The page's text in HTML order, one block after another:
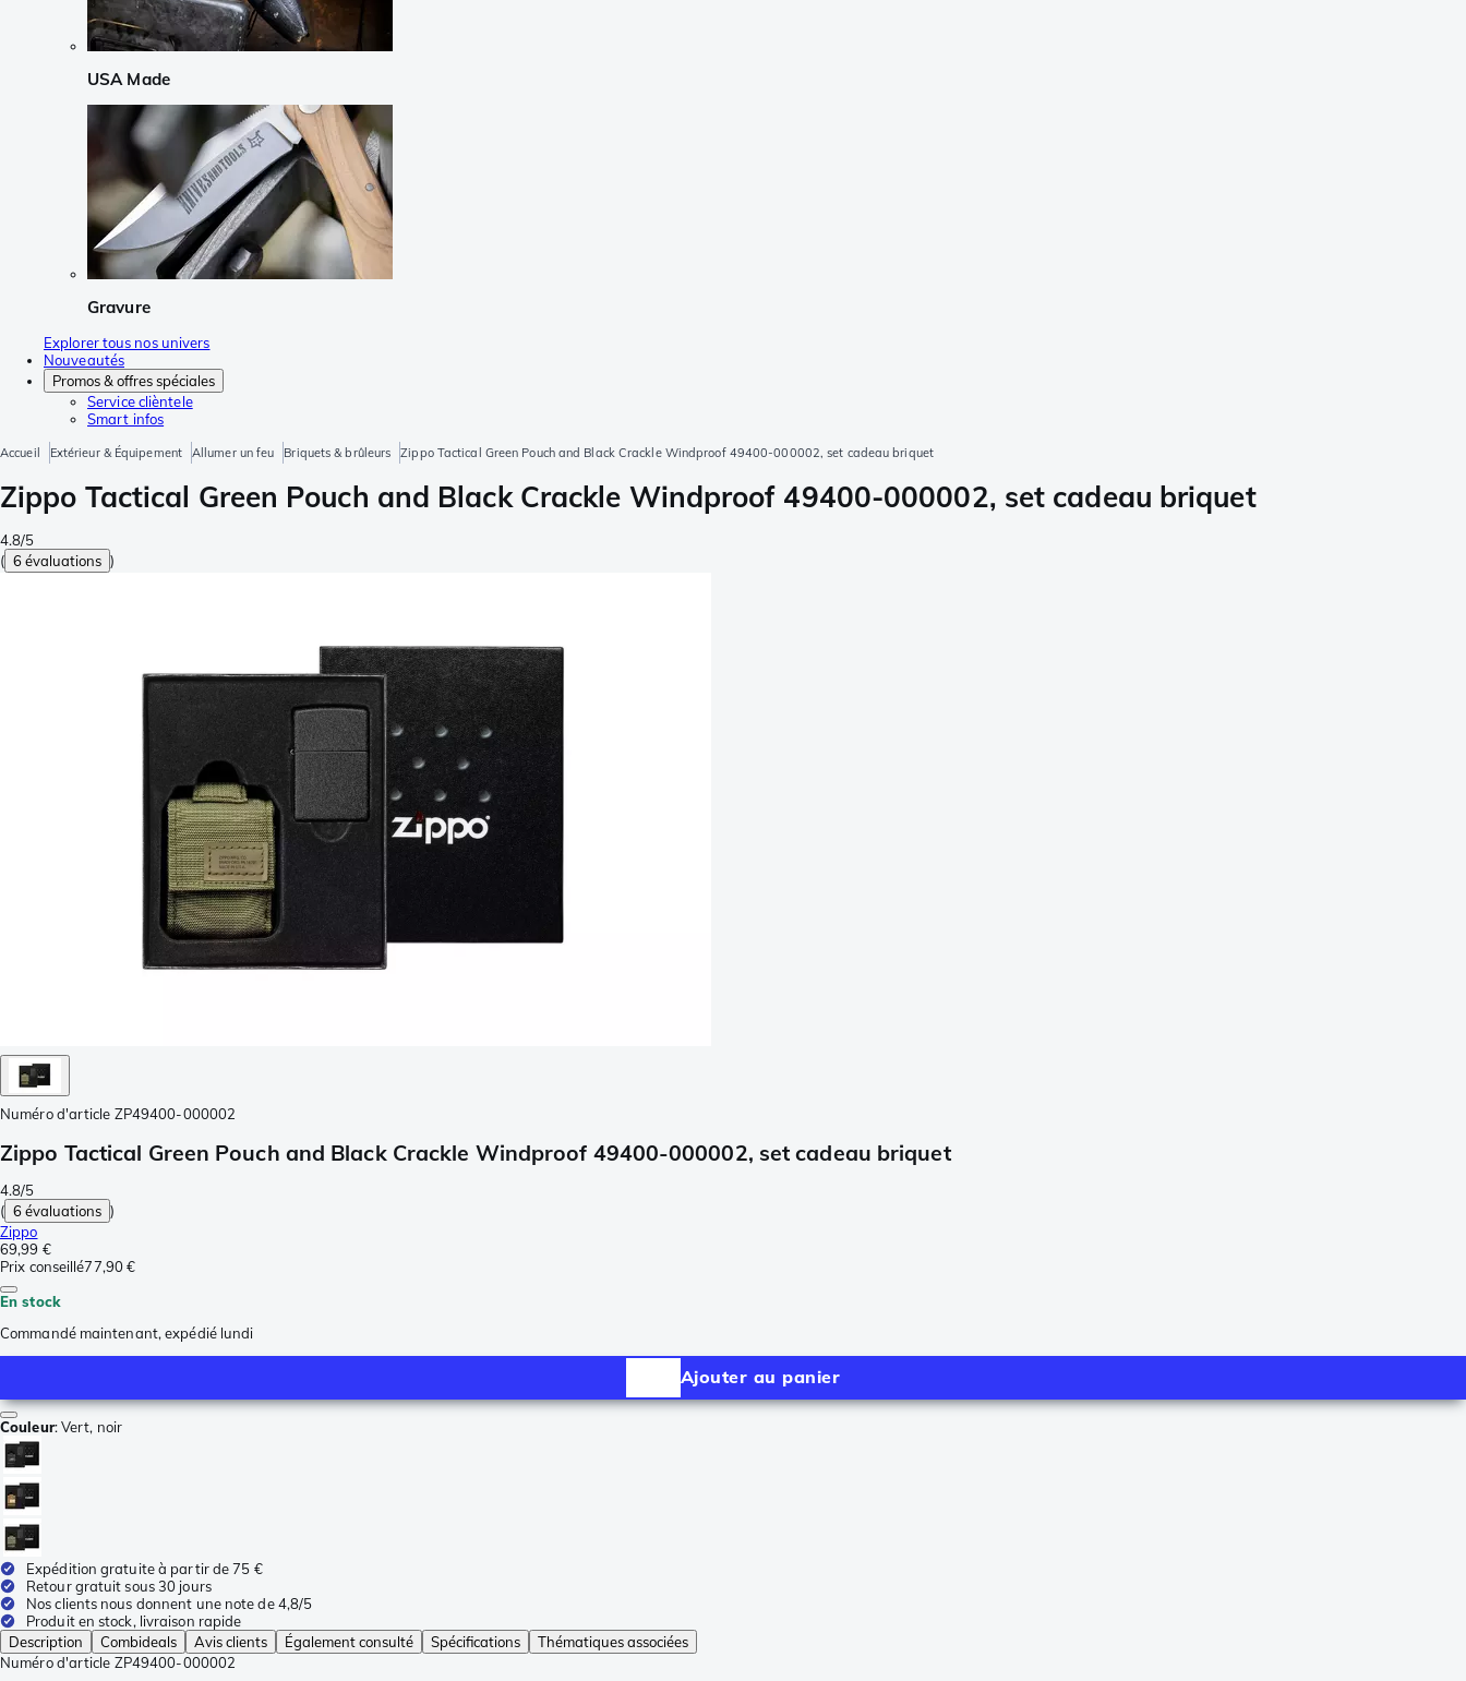
USA Made
Gravure
Explorer tous nos univers
Nouveautés
Promos & offres spéciales
Service clièntele
Smart infos
Accueil Extérieur & Équipement Allumer un feu Briquets & brûleurs Zippo Tactical Green Pouch and Black Crackle Windproof 49400-000002, set cadeau briquet
Zippo Tactical Green Pouch and Black Crackle Windproof 49400-000002, set cadeau briquet
4.8/5
( 6 évaluations )
Numéro d'article ZP49400-000002
Zippo Tactical Green Pouch and Black Crackle Windproof 49400-000002, set cadeau briquet
4.8/5
( 6 évaluations )
Zippo
69,99 €
Prix conseillé77,90 €
En stock
Commandé maintenant, expédié lundi
Ajouter au panier
Couleur:Vert, noir
Expédition gratuite à partir de 75 €
Retour gratuit sous 30 jours
Nos clients nous donnent une note de 4,8/5
Produit en stock, livraison rapide
Description
Combideals Avis clients Également consulté Spécifications
Thématiques associées
Numéro d'article ZP49400-000002